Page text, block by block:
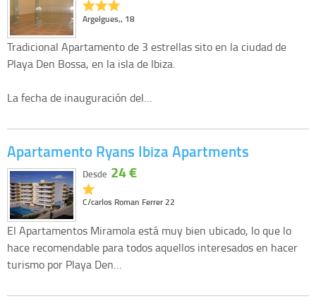
Argelgues,, 18
Tradicional Apartamento de 3 estrellas sito en la ciudad de
Playa Den Bossa, en la isla de Ibiza.
La fecha de inauguración del…
Apartamento Ryans Ibiza Apartments
C/carlos Roman Ferrer 22
Desde 24 €
El Apartamentos Miramola está muy bien ubicado, lo que lo
hace recomendable para todos aquellos interesados en hacer
turismo por Playa Den…